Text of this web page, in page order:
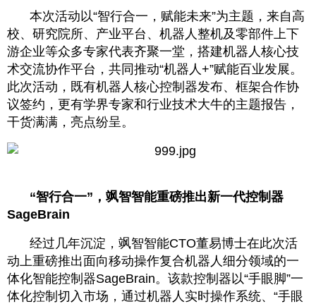
本次活动以“智行合一，赋能未来”为主题，来自高
校、研究院所、产业平台、机器人整机及零部件上下
游企业等众多专家代表齐聚一堂，搭建机器人核心技
术交流协作平台，共同推动“机器人+”赋能百业发展。
此次活动，既有机器人核心控制器发布、框架合作协
议签约，更有学界专家和行业技术大牛的主题报告，
干货满满，亮点纷呈。
“智行合一”，飒智智能重磅推出新一代控制器
SageBrain
经过几年沉淀，飒智智能CTO董易博士在此次活
动上重磅推出面向移动操作复合机器人细分领域的一
体化智能控制器SageBrain。该款控制器以“手眼脚”一
体化控制切入市场，通过机器人实时操作系统、“手眼